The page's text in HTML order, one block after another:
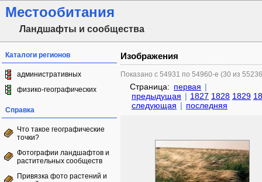
Местообитания
Ландшафты и сообщества
Каталоги регионов
административных
физико-географических
Справка
Что такое географические
точки?
Фотографии ландшафтов и
растительных сообществ
Привязка фото растений и
Изображения
Показано с 54931 по 54960-е (30 из
Страница: первая |
предыдущая | 1827 1828 1829
следующая | последняя